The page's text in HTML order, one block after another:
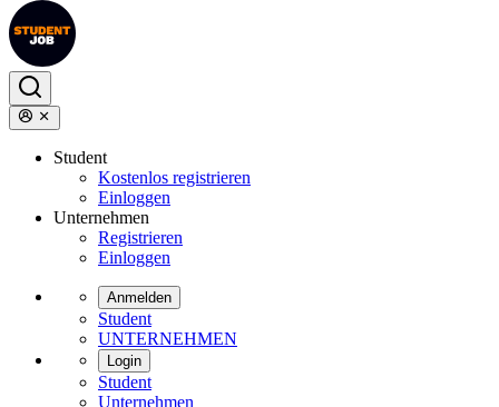
Student
Kostenlos registrieren
Einloggen
Unternehmen
Registrieren
Einloggen
Anmelden
Student
UNTERNEHMEN
Login
Student
Unternehmen